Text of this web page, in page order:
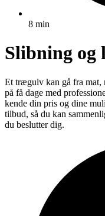
8 min
Slibning og
Et trægulv kan gå fra
på få dage med
kende din pris og dine
tilbud, så du kan
du beslutter dig.